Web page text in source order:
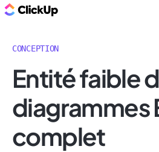
CONCEPTION
Entité faible
diagrammes
complet